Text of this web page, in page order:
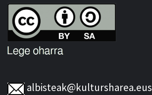
albisteak@kultursharea.eus